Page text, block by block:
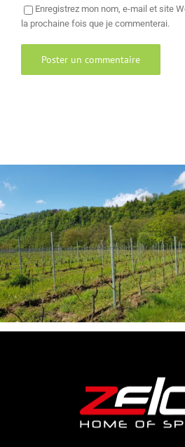
Enregistrez mon nom, e-mail et site
la prochaine fois que je commenterai.